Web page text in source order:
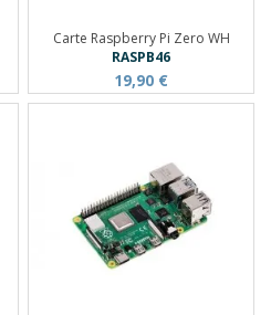
Carte Raspberry Pi Zero WH
RASPB46
19,90 €